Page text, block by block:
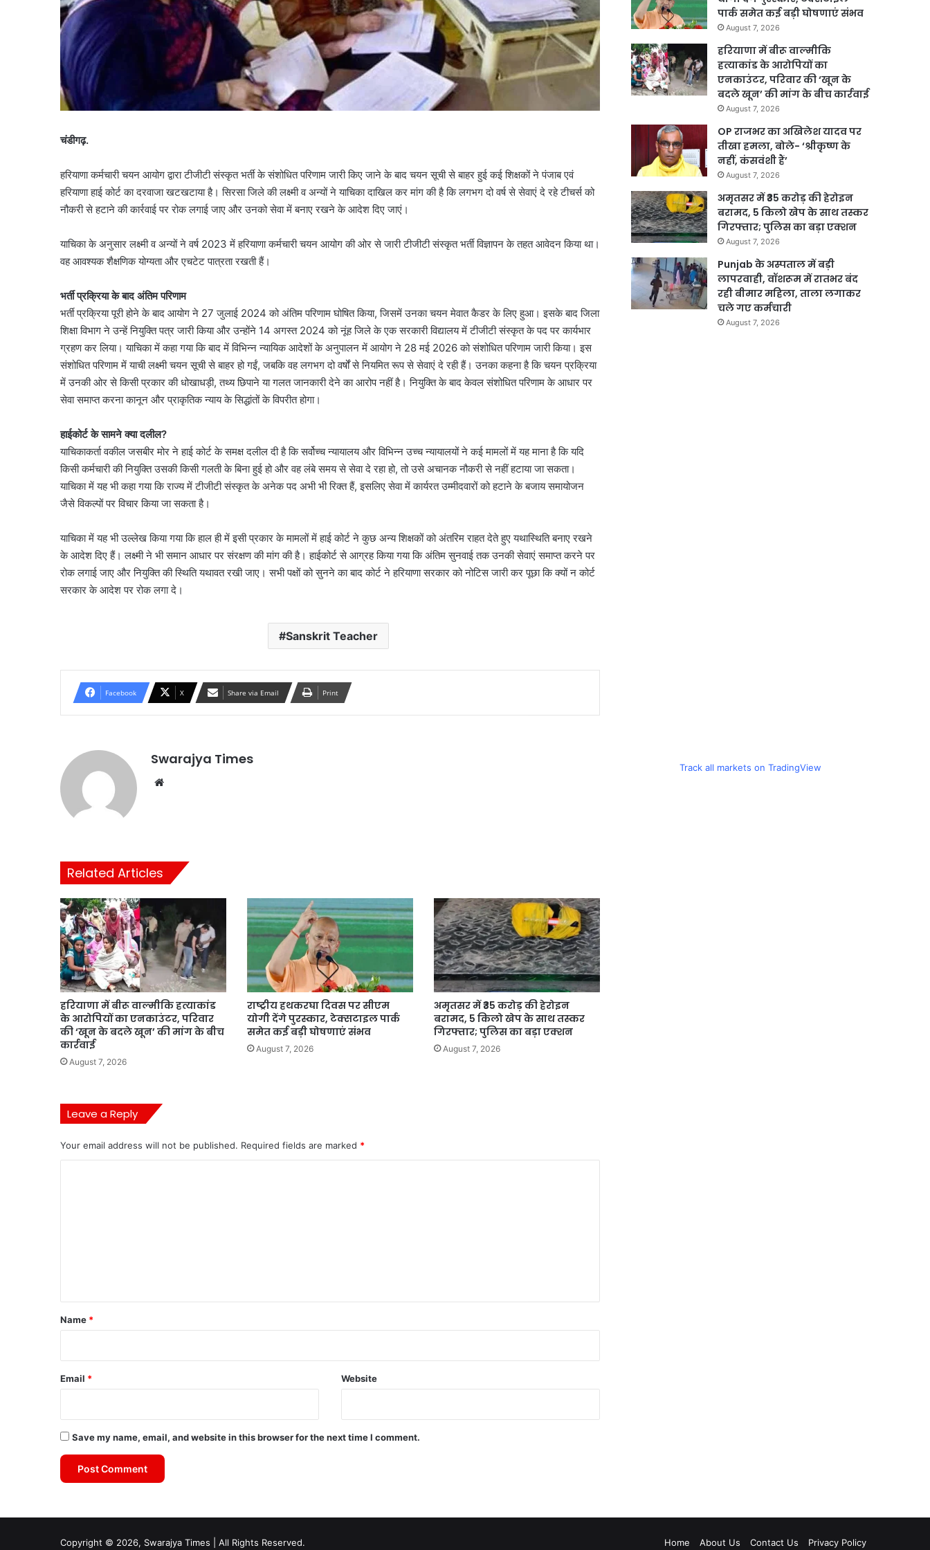
चंडीगढ़.
हरियाणा कर्मचारी चयन आयोग द्वारा टीजीटी संस्कृत भर्ती के संशोधित परिणाम जारी किए जाने के बाद चयन सूची से बाहर हुई कई शिक्षकों ने पंजाब एवं
हरियाणा हाई कोर्ट का दरवाजा खटखटाया है। सिरसा जिले की लक्ष्मी व अन्यों ने याचिका दाखिल कर मांग की है कि लगभग दो वर्ष से सेवाएं दे रहे टीचर्स को
नौकरी से हटाने की कार्रवाई पर रोक लगाई जाए और उनको सेवा में बनाए रखने के आदेश दिए जाएं।
याचिका के अनुसार लक्ष्मी व अन्यों ने वर्ष 2023 में हरियाणा कर्मचारी चयन आयोग की ओर से जारी टीजीटी संस्कृत भर्ती विज्ञापन के तहत आवेदन किया था।
वह आवश्यक शैक्षणिक योग्यता और एचटेट पात्रता रखती हैं।
भर्ती प्रक्रिया के बाद अंतिम परिणाम
भर्ती प्रक्रिया पूरी होने के बाद आयोग ने 27 जुलाई 2024 को अंतिम परिणाम घोषित किया, जिसमें उनका चयन मेवात कैडर के लिए हुआ। इसके बाद जिला
शिक्षा विभाग ने उन्हें नियुक्ति पत्र जारी किया और उन्होंने 14 अगस्त 2024 को नूंह जिले के एक सरकारी विद्यालय में टीजीटी संस्कृत के पद पर कार्यभार
ग्रहण कर लिया। याचिका में कहा गया कि बाद में विभिन्न न्यायिक आदेशों के अनुपालन में आयोग ने 28 मई 2026 को संशोधित परिणाम जारी किया। इस
संशोधित परिणाम में याची लक्ष्मी चयन सूची से बाहर हो गईं, जबकि वह लगभग दो वर्षों से नियमित रूप से सेवाएं दे रही हैं। उनका कहना है कि चयन प्रक्रिया
में उनकी ओर से किसी प्रकार की धोखाधड़ी, तथ्य छिपाने या गलत जानकारी देने का आरोप नहीं है। नियुक्ति के बाद केवल संशोधित परिणाम के आधार पर
सेवा समाप्त करना कानून और प्राकृतिक न्याय के सिद्धांतों के विपरीत होगा।
हाईकोर्ट के सामने क्या दलील?
याचिकाकर्ता वकील जसबीर मोर ने हाई कोर्ट के समक्ष दलील दी है कि सर्वोच्च न्यायालय और विभिन्न उच्च न्यायालयों ने कई मामलों में यह माना है कि यदि
किसी कर्मचारी की नियुक्ति उसकी किसी गलती के बिना हुई हो और वह लंबे समय से सेवा दे रहा हो, तो उसे अचानक नौकरी से नहीं हटाया जा सकता।
याचिका में यह भी कहा गया कि राज्य में टीजीटी संस्कृत के अनेक पद अभी भी रिक्त हैं, इसलिए सेवा में कार्यरत उम्मीदवारों को हटाने के बजाय समायोजन
जैसे विकल्पों पर विचार किया जा सकता है।
याचिका में यह भी उल्लेख किया गया कि हाल ही में इसी प्रकार के मामलों में हाई कोर्ट ने कुछ अन्य शिक्षकों को अंतरिम राहत देते हुए यथास्थिति बनाए रखने
के आदेश दिए हैं। लक्ष्मी ने भी समान आधार पर संरक्षण की मांग की है। हाईकोर्ट से आग्रह किया गया कि अंतिम सुनवाई तक उनकी सेवाएं समाप्त करने पर
रोक लगाई जाए और नियुक्ति की स्थिति यथावत रखी जाए। सभी पक्षों को सुनने का बाद कोर्ट ने हरियाणा सरकार को नोटिस जारी कर पूछा कि क्यों न कोर्ट
सरकार के आदेश पर रोक लगा दे।
Sanskrit Teacher
Facebook X Share via Email Print
Swarajya Times
Related Articles
हरियाणा में बीरू वाल्मीकि हत्याकांड
के आरोपियों का एनकाउंटर, परिवार
की ‘खून के बदले खून’ की मांग के बीच
कार्रवाई
August 7, 2026
राष्ट्रीय हथकरघा दिवस पर सीएम
योगी देंगे पुरस्कार, टेक्सटाइल पार्क
समेत कई बड़ी घोषणाएं संभव
August 7, 2026
अमृतसर में ₹35 करोड़ की हेरोइन
बरामद, 5 किलो खेप के साथ तस्कर
गिरफ्तार; पुलिस का बड़ा एक्शन
August 7, 2026
Leave a Reply
Your email address will not be published. Required fields are marked *
*
Name *
Email * Website
Save my name, email, and website in this browser for the next time I comment.
पार्क समेत कई बड़ी घोषणाएं संभव
August 7, 2026
हरियाणा में बीरू वाल्मीकि
हत्याकांड के आरोपियों का
एनकाउंटर, परिवार की ‘खून के
बदले खून’ की मांग के बीच कार्रवाई
August 7, 2026
OP राजभर का अखिलेश यादव पर
तीखा हमला, बोले- ‘श्रीकृष्ण के
नहीं, कंसवंशी हैं’
August 7, 2026
अमृतसर में ₹35 करोड़ की हेरोइन
बरामद, 5 किलो खेप के साथ तस्कर
गिरफ्तार; पुलिस का बड़ा एक्शन
August 7, 2026
Punjab के अस्पताल में बड़ी
लापरवाही, वॉशरूम में रातभर बंद
रही बीमार महिला, ताला लगाकर
चले गए कर्मचारी
August 7, 2026
Track all markets on TradingView
Copyright © 2026, Swarajya Times | All Rights Reserved. Home About Us Contact Us Privacy Policy